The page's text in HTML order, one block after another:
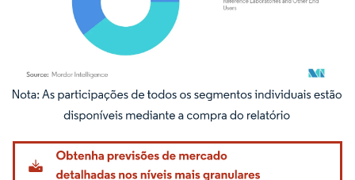
Imagem © Mordor Intelligence. O reuso requer atribuição conforme CC BY 4.0.